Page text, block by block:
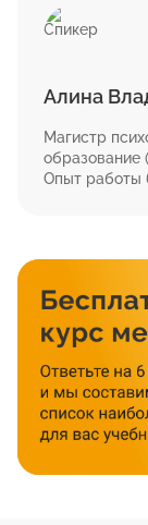
Алина
Магистр
образование
Опыт работы